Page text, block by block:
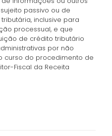
passivo ou de
inclusive para
processual, e que
de crédito tributário
por não
curso do procedimento de
Fiscal da Receita